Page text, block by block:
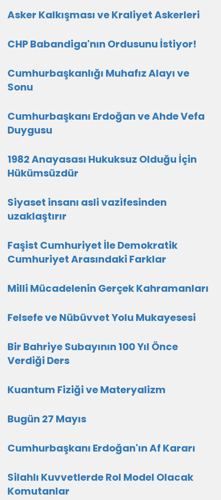
Asker Kalkışması ve Kraliyet Askerleri
CHP Babandiga'nın Ordusunu İstiyor!
Cumhurbaşkanlığı Muhafız Alayı ve
Sonu
Cumhurbaşkanı Erdoğan ve Ahde Vefa
Duygusu
1982 Anayasası Hukuksuz Olduğu İçin
Hükümsüzdür
Siyaset insanı asli vazifesinden
uzaklaştırır
Faşist Cumhuriyet İle Demokratik
Cumhuriyet Arasındaki Farklar
Milli Mücadelenin Gerçek Kahramanları
Felsefe ve Nübüvvet Yolu Mukayesesi
Bir Bahriye Subayının 100 Yıl Önce
Verdiği Ders
Kuantum Fiziği ve Materyalizm
Bugün 27 Mayıs
Cumhurbaşkanı Erdoğan'ın Af Kararı
Silahlı Kuvvetlerde Rol Model Olacak
Komutanlar